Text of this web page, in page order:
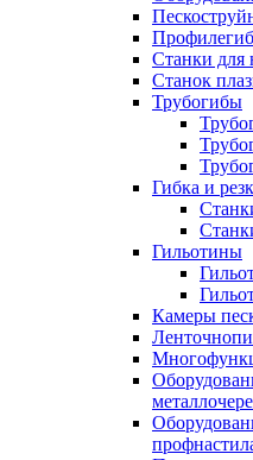
Станки для
Станок
Трубогибы
Гибка и
Гильотины
Камеры